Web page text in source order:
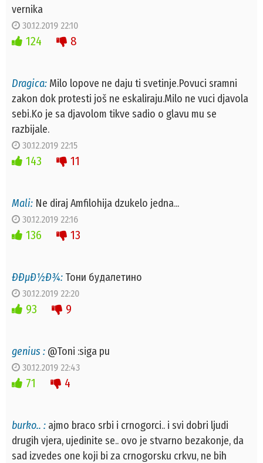
vernika
30.12.2019 22:10
124 8
Dragica: Milo lopove ne daju ti svetinje.Povuci sramni
zakon dok protesti još ne eskaliraju.Milo ne vuci djavola
sebi.Ko je sa djavolom tikve sadio o glavu mu se
razbijale.
30.12.2019 22:15
143 11
Mali: Ne diraj Amfilohija dzukelo jedna...
30.12.2019 22:16
136 13
ÐÐµÐ½Ð¾: Тони будалетино
30.12.2019 22:20
93 9
genius : @Toni :siga pu
30.12.2019 22:43
71 4
burko.. : ajmo braco srbi i crnogorci.. i svi dobri ljudi
drugih vjera, ujedinite se.. ovo je stvarno bezakonje, da
sad izvedes one koji bi za crnogorsku crkvu, ne bih